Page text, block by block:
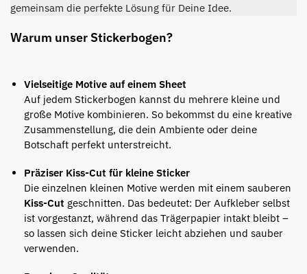
gemeinsam die perfekte Lösung für Deine Idee.
Warum unser Stickerbogen?
Vielseitige Motive auf einem Sheet
Auf jedem Stickerbogen kannst du mehrere kleine und
große Motive kombinieren. So bekommst du eine kreative
Zusammenstellung, die dein Ambiente oder deine
Botschaft perfekt unterstreicht.
Präziser Kiss-Cut für kleine Sticker
Die einzelnen kleinen Motive werden mit einem sauberen
Kiss-Cut geschnitten. Das bedeutet: Der Aufkleber selbst
ist vorgestanzt, während das Trägerpapier intakt bleibt –
so lassen sich deine Sticker leicht abziehen und sauber
verwenden.